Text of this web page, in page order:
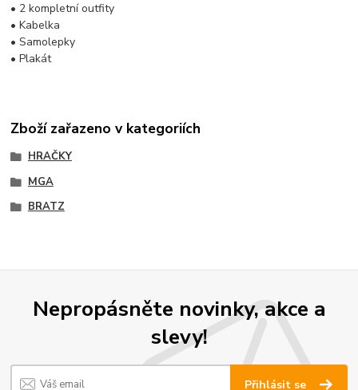
• 2 kompletní outfity
• Kabelka
• Samolepky
• Plakát
Zboží zařazeno v kategoriích
HRAČKY
MGA
BRATZ
Nepropásněte novinky, akce a
slevy!
Přihlásit se